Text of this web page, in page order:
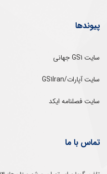
پیوندها
سایت GS1 جهانی
سایت آپارات/GS1Iran
سایت فصلنامه ایکد
تماس با ما